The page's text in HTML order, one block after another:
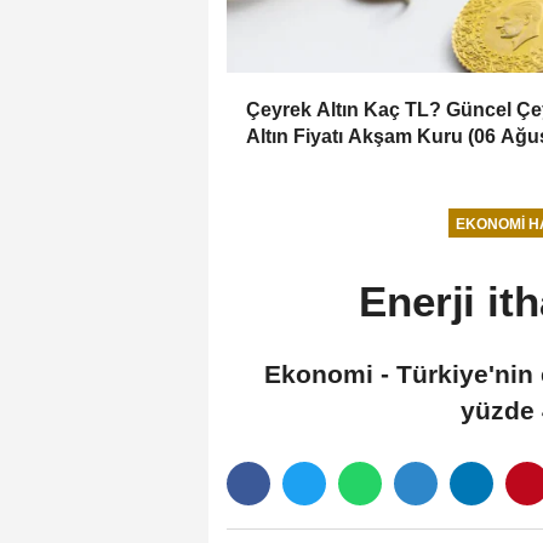
Çeyrek Altın Kaç TL? Güncel
Altın Fiyatı Akşam Kuru (06
EKONOMI
Enerji
Ekonomi - Türkiye'nin
yüzde